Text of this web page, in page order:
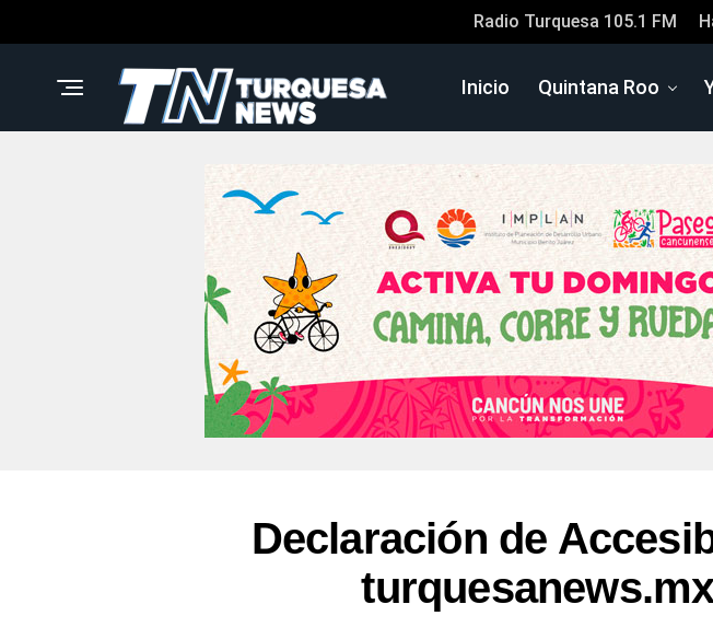
Radio Turquesa 105.1 FM
Inicio Quintana Roo
Declaración de